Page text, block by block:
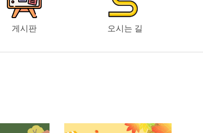
게시판 오시는 길